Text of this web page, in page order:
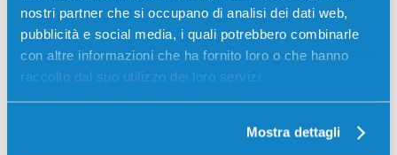
nostri partner che si occupano di analisi dei dati web,
pubblicità e social media, i quali potrebbero combinarle
con altre informazioni che ha fornito loro o che hanno
raccolto dal suo utilizzo dei loro servizi.
Mostra dettagli
CONSEGNA IN 24/48 ORE
Aggiungi al carrello
23